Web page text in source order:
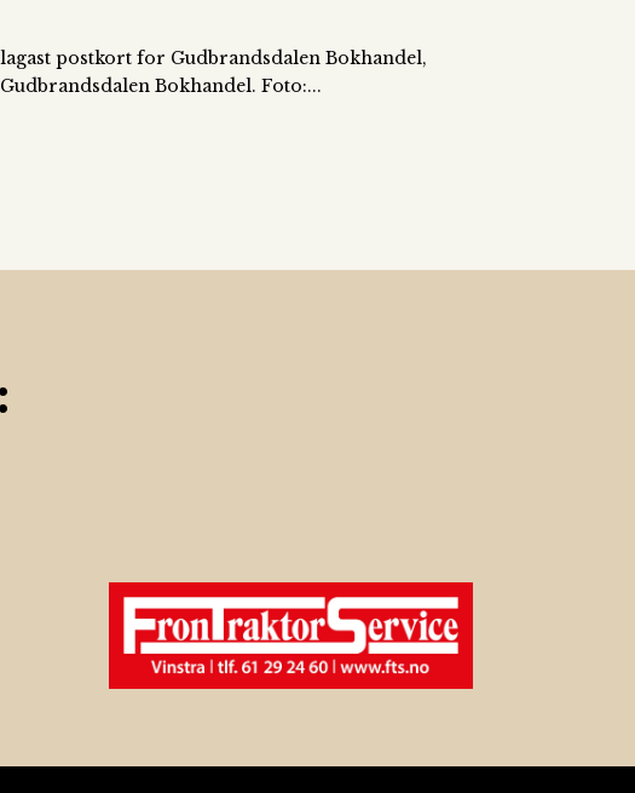
postkort for Gudbrandsdalen Bokhandel,
Bokhandel. Foto:...